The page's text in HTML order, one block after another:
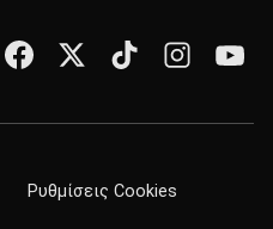
Ρυθμίσεις Cookies